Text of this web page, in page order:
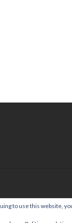
to use this website,